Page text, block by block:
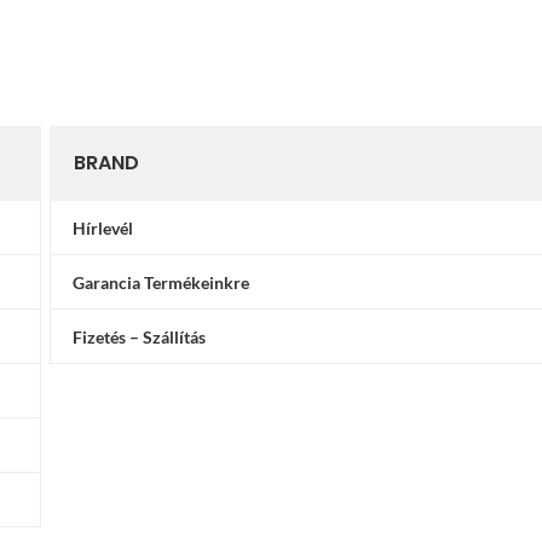
BRAND
Hírlevél
Garancia Termékeinkre
Fizetés – Szállítás